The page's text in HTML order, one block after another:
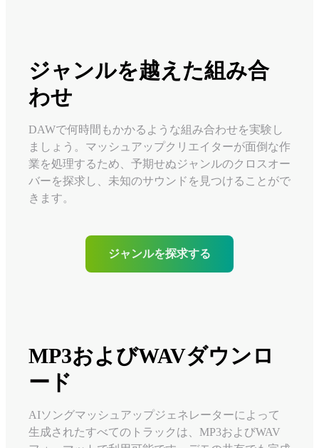
ジャンルを越えた組み合
わせ
DAWで何時間もかかるような組み合わせを実験し
ましょう。マッシュアップクリエイターが面倒な作
業を処理するため、予期せぬジャンルのクロスオー
バーを探求し、未知のサウンドを見つけることがで
きます。
ジャンルを探求する
MP3およびWAVダウンロ
ード
AIソングマッシュアップジェネレーターによって
生成されたすべてのトラックは、MP3およびWAV